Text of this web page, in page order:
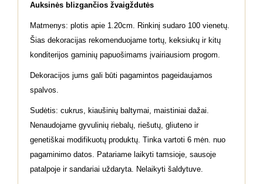
Auksinės blizgančios žvaigždutės
Matmenys: plotis apie 1.20cm. Rinkinį sudaro 100 vienetų.
Šias dekoracijas rekomenduojame tortų, keksiukų ir kitų
konditerijos gaminių papuošimams įvairiausiom progom.
Dekoracijos jums gali būti pagamintos pageidaujamos
spalvos.
Sudėtis: cukrus, kiaušinių baltymai, maistiniai dažai.
Nenaudojame gyvulinių riebalų, riešutų, gliuteno ir
genetiškai modifikuotų produktų. Tinka vartoti 6 mėn. nuo
pagaminimo datos. Patariame laikyti tamsioje, sausoje
patalpoje ir sandariai uždaryta. Nelaikyti šaldytuve.